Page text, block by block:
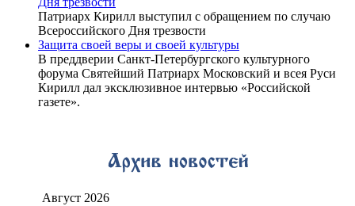
Патриарх Кирилл выступил с обращением по случаю
Всероссийского Дня трезвости
Защита своей веры и своей культуры
В преддверии Санкт-Петербургского культурного
форума Святейший Патриарх Московский и всея Руси
Кирилл дал эксклюзивное интервью «Российской
газете».
Август 2026